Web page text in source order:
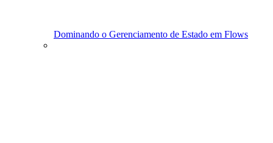
Dominando o Gerenciamento de Estado em Flows